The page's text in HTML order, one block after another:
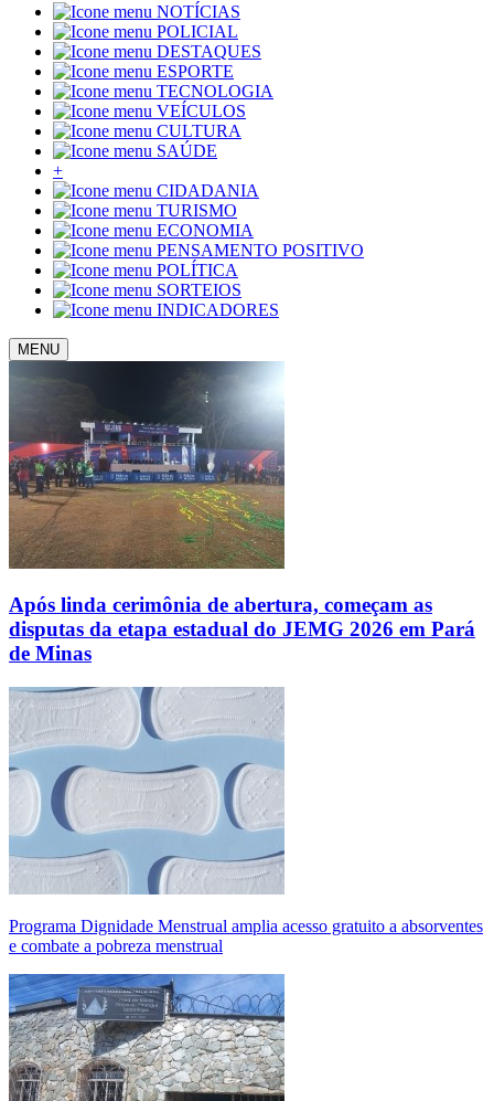
NOTÍCIAS
POLICIAL
DESTAQUES
ESPORTE
TECNOLOGIA
VEÍCULOS
CULTURA
SAÚDE
+
CIDADANIA
TURISMO
ECONOMIA
PENSAMENTO POSITIVO
POLÍTICA
SORTEIOS
INDICADORES
MENU
Após linda cerimônia de abertura, começam as
disputas da etapa estadual do JEMG 2026 em Pará
de Minas
Programa Dignidade Menstrual amplia acesso gratuito a absorventes
e combate a pobreza menstrual